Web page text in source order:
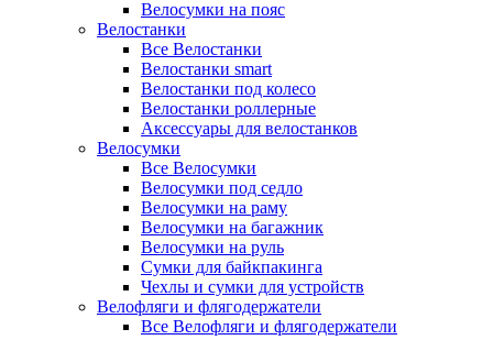
Велосумки на пояс
Велостанки
Все Велостанки
Велостанки smart
Велостанки под колесо
Велостанки роллерные
Аксессуары для велостанков
Велосумки
Все Велосумки
Велосумки под седло
Велосумки на раму
Велосумки на багажник
Велосумки на руль
Сумки для байкпакинга
Чехлы и сумки для устройств
Велофляги и флягодержатели
Все Велофляги и флягодержатели